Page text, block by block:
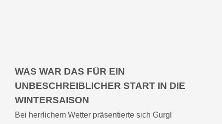
WAS WAR DAS FÜR EIN
UNBESCHREIBLICHER START IN DIE
WINTERSAISON
Bei herrlichem Wetter präsentierte sich Gurgl